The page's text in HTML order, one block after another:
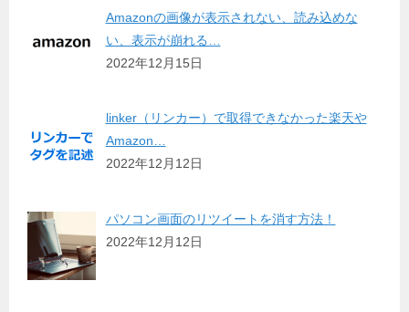
Amazonの画像が表示されない、読み込めな
い、表示が崩れる…
2022年12月15日
linker（リンカー）で取得できなかった楽天や
Amazon…
2022年12月12日
パソコン画面のリツイートを消す方法！
2022年12月12日